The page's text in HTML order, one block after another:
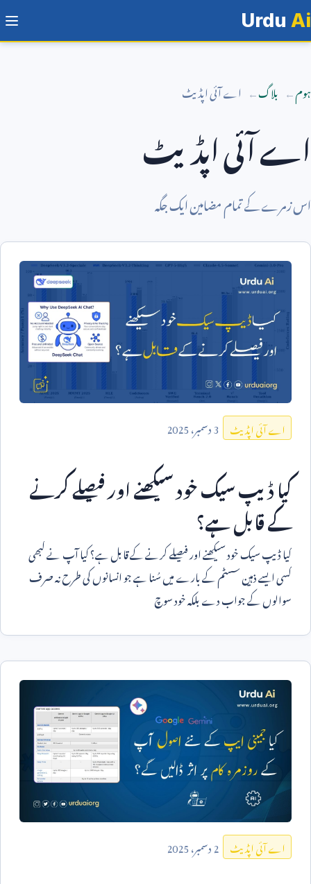
Urdu Ai
ہوم بلاگ اے آئی اپڈیٹ
اے آئی اپڈیٹ
اس زمرے کے تمام مضامین ایک جگہ
اے آئی اپڈیٹ 3دسمبر،2025
کیا ڈیپ سیک خود سیکھنے اور فیصلے کرنے
کے قابل ہے؟
کیا ڈیپ سیک خود سیکھنے اور فیصلے کرنے کے قابل ہے؟ کیا آپ نے کبھی
کسی ایسے ذہین سسٹم کے بارے میں سُنا ہے جو انسانوں کی طرح نہ صرف
سوالوں کے جواب دے بلکہ خود سوچ
اے آئی اپڈیٹ 2دسمبر،2025